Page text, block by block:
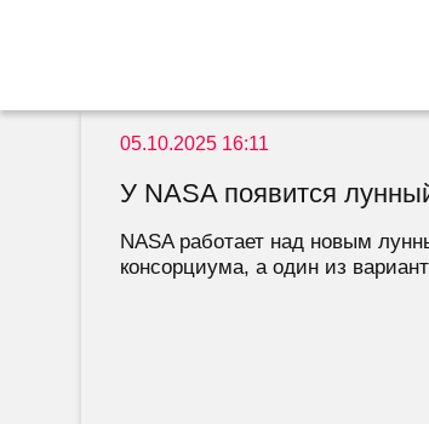
05.10.2025 16:11
У NASA появится
NASA работает над новым
консорциума, а один из